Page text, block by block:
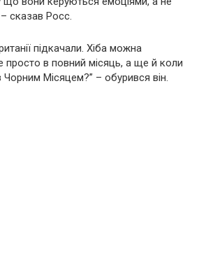
сказав Росс.
підкачали. Хіба можна
просто в повний місяць, а ще й коли
Чорним Місяцем?” – обурився він.